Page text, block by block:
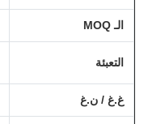
الـ MOQ
التعبئة
غ.غ / ن.غ